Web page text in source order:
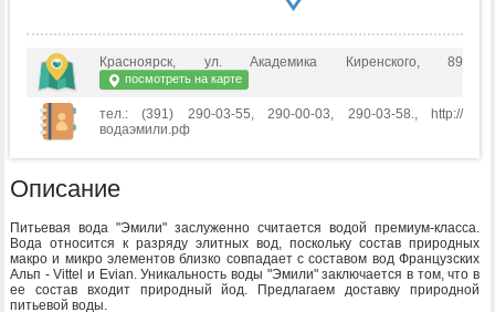
Красноярск, ул. Академика Киренского, 89
посмотреть на карте
тел.: (391) 290-03-55, 290-00-03, 290-03-58., http://
водаэмили.рф
Описание
Питьевая вода "Эмили" заслуженно считается водой премиум-класса.
Вода относится к разряду элитных вод, поскольку состав природных
макро и микро элементов близко совпадает с составом вод Французских
Альп - Vittel и Evian. Уникальность воды "Эмили" заключается в том, что в
ее состав входит природный йод. Предлагаем доставку природной
питьевой воды.